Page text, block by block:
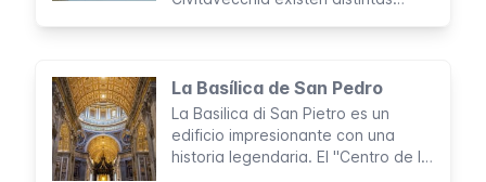
La Basílica de San Pedro
La Basilica di San Pietro es un
edificio impresionante con una
historia legendaria. El "Centro de la